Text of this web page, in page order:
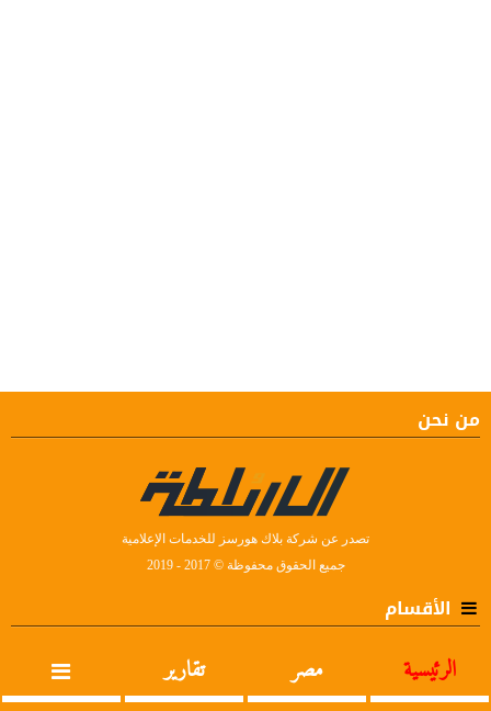
من نحن
تصدر عن شركة بلاك هورسز للخدمات الإعلامية
جميع الحقوق محفوظة © 2017 - 2019
الأقسام
الرئيسية مصر تقارير